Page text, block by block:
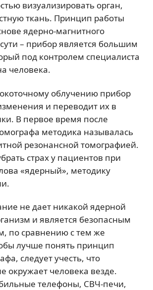
визуализировать орган,
ткань. Принцип работы
ядерно-магнитного
– прибор является большим
под контролем специалиста
человека.
облучению прибор
и переводит их в
В первое время после
методика называлась
резонансной томографией.
страх у пациентов при
«ядерный», методику
не дает никакой ядерной
и является безопасным
по сравнению с тем же
лучше понять принцип
следует учесть, что
окружает человека везде.
телефоны, СВЧ-печи,